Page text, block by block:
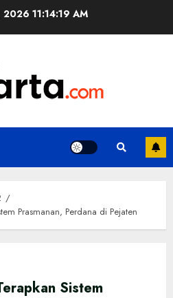
2026 11:14:19 AM
Prasmanan, Perdana di Pejaten
Sistem